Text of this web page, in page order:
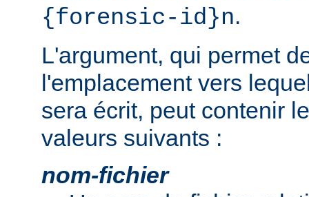
{forensic-id}n.
L'argument, qui permet
l'emplacement vers
sera écrit, peut contenir
valeurs suivants :
nom-fichier